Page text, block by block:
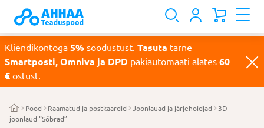
Kliendikontoga 5% soodustust. Tasuta tarne
Smartposti, Omniva ja DPD pakiautomaati alates 60
€ ostust.
Pood Raamatud ja postkaardid Joonlauad ja järjehoidjad
3D
joonlaud “Sõbrad”